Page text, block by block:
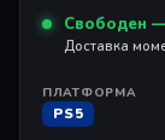
Свободен
Доставка
ПЛАТФОРМА
PS5